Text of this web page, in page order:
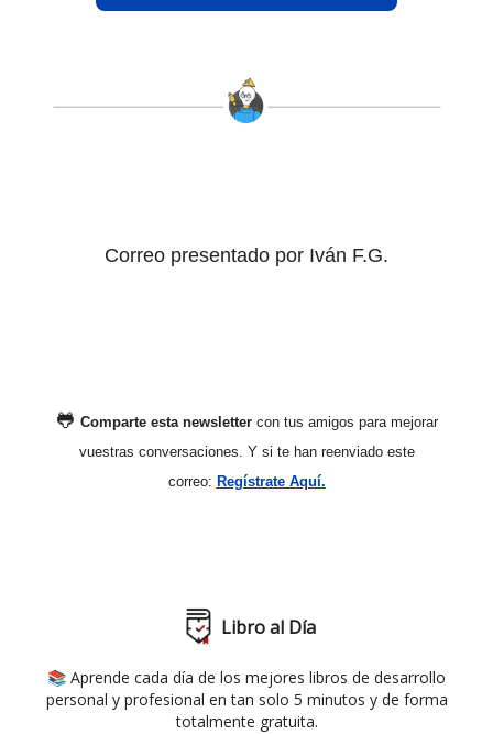
Correo presentado por Iván F.G.
🐸 Comparte esta newsletter con tus amigos para mejorar
vuestras conversaciones. Y si te han reenviado este
correo: Regístrate Aquí.
Libro al Día
📚 Aprende cada día de los mejores libros de desarrollo
personal y profesional en tan solo 5 minutos y de forma
totalmente gratuita.